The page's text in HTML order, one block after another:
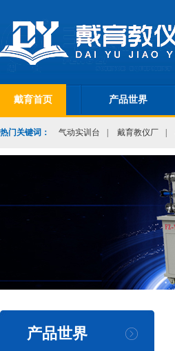
戴育首页 产品世界
热门关键词： 气动实训台 戴育教仪厂
产品世界